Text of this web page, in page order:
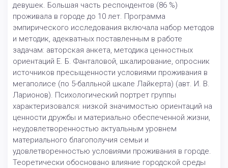
девушек. Большая часть респондентов (86 %)
проживала в городе до 10 лет. Программа
эмпирического исследования включала набор методов
и методик, адекватных поставленным в работе
задачам: авторская анкета, методика ценностных
ориентаций Е. Б. Фанталовой, шкалирование, опросник
источников пресыщенности условиями проживания в
мегаполисе (по 5-балльной шкале Лайкерта) (авт. И. В.
Ларионов). Психологический портрет группы
характеризовался: низкой значимостью ориентаций на
ценности дружбы и материально обеспеченной жизни,
неудовлетворенностью актуальным уровнем
материального благополучия семьи и
удовлетворенностью условиями проживания в городе.
Теоретически обосновано влияние городской среды